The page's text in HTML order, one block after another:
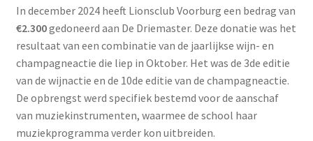
In december 2024 heeft Lionsclub Voorburg een bedrag van
€2.300gedoneerd aan De Driemaster. Deze donatie was het
resultaat van een combinatie van de jaarlijkse wijn- en
champagneactie die liep in Oktober. Het was de 3de editie
van de wijnactie en de 10de editie van de champagneactie.
De opbrengst werd specifiek bestemd voor de aanschaf
van muziekinstrumenten, waarmee de school haar
muziekprogramma verder kon uitbreiden.